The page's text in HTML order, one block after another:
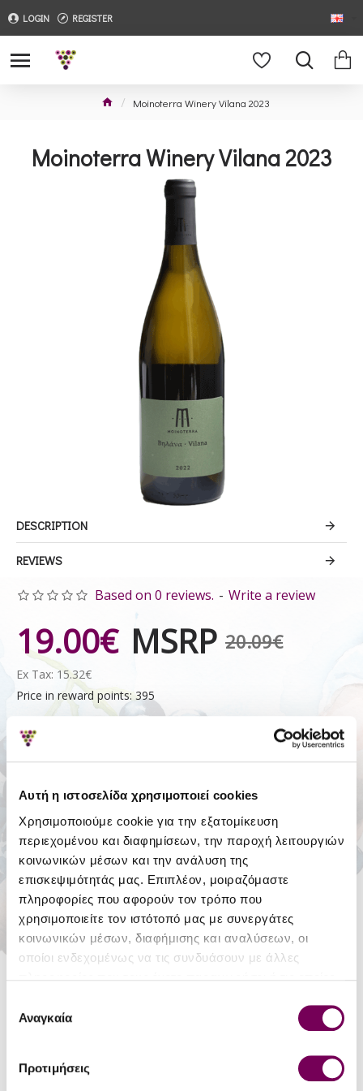
Αυτή η ιστοσελίδα χρησιμοποιεί cookies
Χρησιμοποιούμε cookie για την εξατομίκευση
περιεχομένου και διαφημίσεων, την παροχή λειτουργιών
κοινωνικών μέσων και την ανάλυση της
επισκεψιμότητάς μας. Επιπλέον, μοιραζόμαστε
πληροφορίες που αφορούν τον τρόπο που
χρησιμοποιείτε τον ιστότοπό μας με συνεργάτες
κοινωνικών μέσων, διαφήμισης και αναλύσεων, οι
οποίοι ενδεχομένως να τις συνδυάσουν με άλλες
των υπηρεσιών τους.
συγκατάθεσης
Αναγκαία
Προτιμήσεις
LOGIN REGISTER
Moinoterra Winery Vilana 2023
Moinoterra Winery Vilana 2023
DESCRIPTION
REVIEWS
Stock: In Stock
Reward Points: 8
Winery
Based on 0 reviews. - Write a review
MSRP 20.09€
19.00€
Ex Tax: 15.32€
Price in reward points: 395
DETAILS
Type